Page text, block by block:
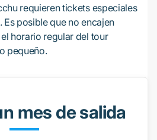
requieren tickets especiales
posible que no encajen
horario regular del tour
pequeño.
mes de salida